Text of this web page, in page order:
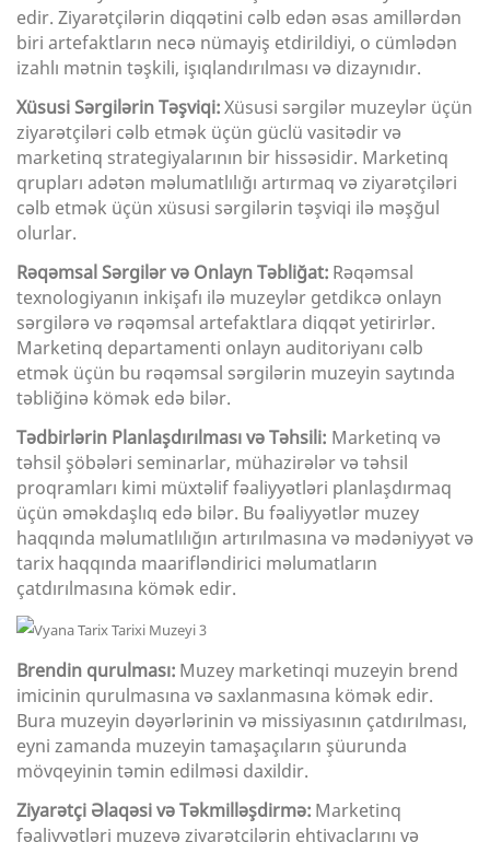
edir. Ziyarətçilərin diqqətini cəlb edən əsas amillərdən
biri artefaktların necə nümayiş etdirildiyi, o cümlədən
izahlı mətnin təşkili, işıqlandırılması və dizaynıdır.
Xüsusi Sərgilərin Təşviqi:Xüsusi sərgilər muzeylər üçün
ziyarətçiləri cəlb etmək üçün güclü vasitədir və
marketinq strategiyalarının bir hissəsidir. Marketinq
qrupları adətən məlumatlılığı artırmaq və ziyarətçiləri
cəlb etmək üçün xüsusi sərgilərin təşviqi ilə məşğul
olurlar.
Rəqəmsal Sərgilər və Onlayn Təbliğat: Rəqəmsal
texnologiyanın inkişafı ilə muzeylər getdikcə onlayn
sərgilərə və rəqəmsal artefaktlara diqqət yetirirlər.
Marketinq departamenti onlayn auditoriyanı cəlb
etmək üçün bu rəqəmsal sərgilərin muzeyin saytında
təbliğinə kömək edə bilər.
Tədbirlərin Planlaşdırılması və Təhsili: Marketinq və
təhsil şöbələri seminarlar, mühazirələr və təhsil
proqramları kimi müxtəlif fəaliyyətləri planlaşdırmaq
üçün əməkdaşlıq edə bilər. Bu fəaliyyətlər muzey
haqqında məlumatlılığın artırılmasına və mədəniyyət və
tarix haqqında maarifləndirici məlumatların
çatdırılmasına kömək edir.
Brendin qurulması: Muzey marketinqi muzeyin brend
imicinin qurulmasına və saxlanmasına kömək edir.
Bura muzeyin dəyərlərinin və missiyasının çatdırılması,
eyni zamanda muzeyin tamaşaçıların şüurunda
mövqeyinin təmin edilməsi daxildir.
Ziyarətçi Əlaqəsi və Təkmilləşdirmə: Marketinq
fəaliyyətləri muzeyə ziyarətçilərin ehtiyaclarını və